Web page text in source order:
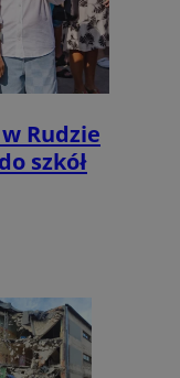
Rudzie
szkół